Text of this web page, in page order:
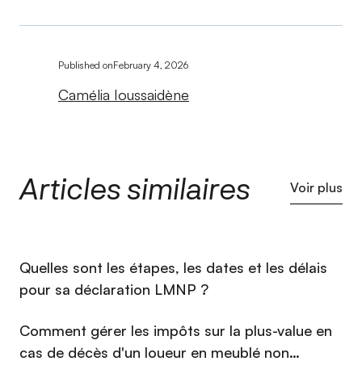
Published onFebruary 4, 2026
Camélia Ioussaidène
Articles similaires Voir plus
⁠Quelles sont les étapes, les dates et les délais
pour sa déclaration LMNP ?
Comment gérer les impôts sur la plus-value en
cas de décès d'un loueur en meublé non